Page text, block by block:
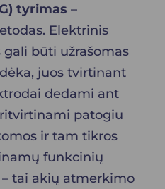
tyrimas –
Elektrinis
būti užrašomas
juos tvirtinant
dedami ant
patogiu
ir tam tikros
funkcinių
tai akių atmerkimo